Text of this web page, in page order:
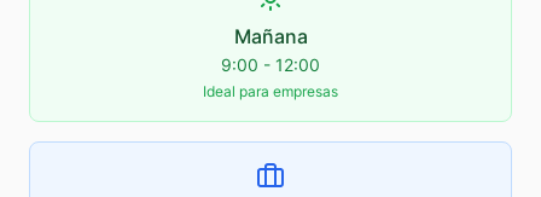
Mañana
9:00 - 12:00
Ideal para empresas